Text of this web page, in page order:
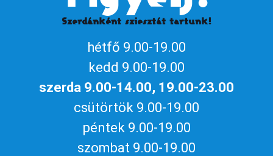
Naptárhoz adom
iCalendar / Outlook Google naptár
Szerdánként sziesztát tartunk!
hétfő 9.00-19.00
kedd 9.00-19.00
szerda 9.00-14.00, 19.00-23.00
csütörtök 9.00-19.00
péntek 9.00-19.00
szombat 9.00-19.00